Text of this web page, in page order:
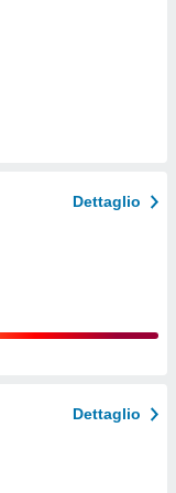
Dettaglio
Dettaglio